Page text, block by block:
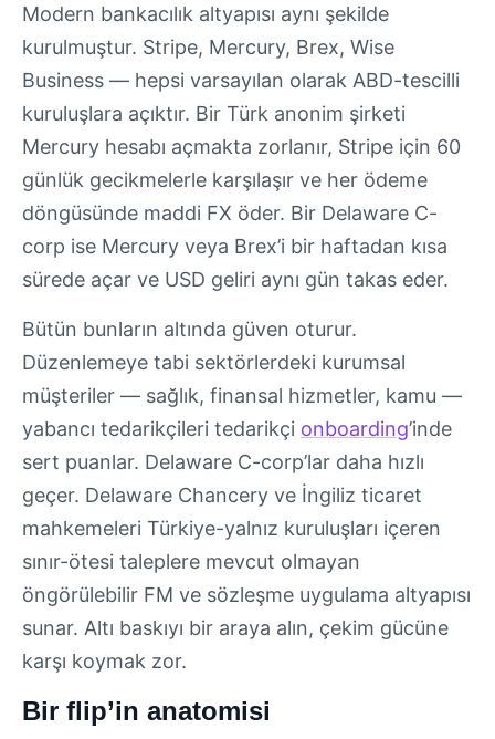
Modern bankacılık altyapısı aynı şekilde
kurulmuştur. Stripe, Mercury, Brex, Wise
Business — hepsi varsayılan olarak ABD-tescilli
kuruluşlara açıktır. Bir Türk anonim şirketi
Mercury hesabı açmakta zorlanır, Stripe için 60
günlük gecikmelerle karşılaşır ve her ödeme
döngüsünde maddi FX öder. Bir Delaware C-
corp ise Mercury veya Brex’i bir haftadan kısa
sürede açar ve USD geliri aynı gün takas eder.
Bütün bunların altında güven oturur.
Düzenlemeye tabi sektörlerdeki kurumsal
müşteriler — sağlık, finansal hizmetler, kamu —
yabancı tedarikçileri tedarikçi onboarding’inde
sert puanlar. Delaware C-corp’lar daha hızlı
geçer. Delaware Chancery ve İngiliz ticaret
mahkemeleri Türkiye-yalnız kuruluşları içeren
sınır-ötesi taleplere mevcut olmayan
öngörülebilir FM ve sözleşme uygulama altyapısı
sunar. Altı baskıyı bir araya alın, çekim gücüne
karşı koymak zor.
Bir flip’in anatomisi